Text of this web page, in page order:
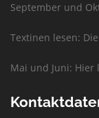
September und
Textinen lesen:
Mai und Juni: Hier